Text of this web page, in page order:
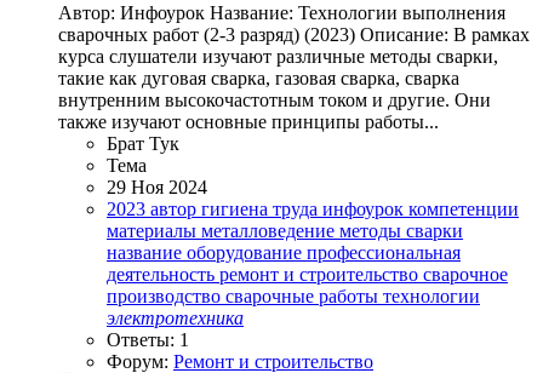
Автор: Инфоурок Название: Технологии выполнения
сварочных работ (2-3 разряд) (2023) Описание: В рамках
курса слушатели изучают различные методы сварки,
такие как дуговая сварка, газовая сварка, сварка
внутренним высокочастотным током и другие. Они
также изучают основные принципы работы...
Брат Тук
Тема
29 Ноя 2024
2023 автор гигиена труда инфоурок компетенции
материалы металловедение методы сварки
название оборудование профессиональная
деятельность ремонт и строительство сварочное
производство сварочные работы технологии
электротехника
Ответы: 1
Форум: Ремонт и строительство